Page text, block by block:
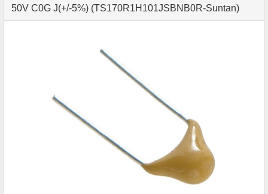
50V C0G J(+/-5%) (TS170R1H101JSBNB0R-Suntan)